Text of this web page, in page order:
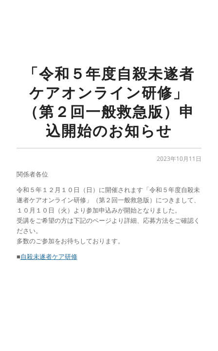
「令和５年度自殺未遂者
ケアオンライン研修」
（第２回一般救急版）申
込開始のお知らせ
2023年10月11日
関係者各位
令和５年１２月１０日（日）に開催されます「令和５年度自殺未
遂者ケアオンライン研修」（第２回一般救急版）につきまして、
１０月１０日（火）より参加申込みが開始となりました。
受講をご希望の方は下記のページより詳細、応募方法をご確認く
ださい。
多数のご参加をお待ちしております。
■自殺未遂者ケア研修